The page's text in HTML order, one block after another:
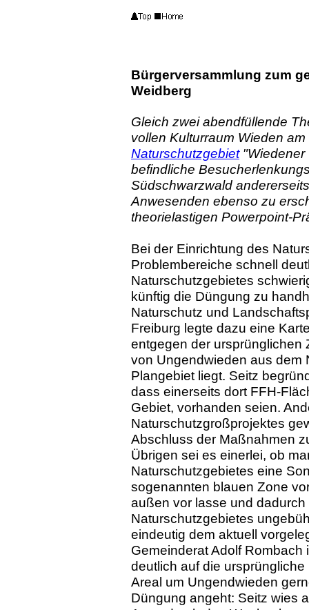
Bürgerversammlung zum
Weidberg
Gleich zwei abendfüllende
vollen Kulturraum Wieden
Naturschutzgebiet"Wiedener
befindliche
Südschwarzwald
Anwesenden ebenso zu
theorielastigen Powerpoint-
Bei der Einrichtung des
Problembereiche schnell
Naturschutzgebietes
künftig die Düngung zu
Naturschutz und
Freiburg legte dazu eine
entgegen der ursprünglichen
von Ungendwieden aus dem
Plangebiet liegt. Seitz
dass einerseits dort FFH-
Gebiet, vorhanden seien.
Naturschutzgroßprojektes
Abschluss der Maßnahmen
Übrigen sei es einerlei, ob
Naturschutzgebietes eine
sogenannten blauen Zone
außen vor lasse und
Naturschutzgebietes
eindeutig dem aktuell
Gemeinderat Adolf
deutlich auf die
Areal um Ungendwieden
Düngung angeht: Seitz wies